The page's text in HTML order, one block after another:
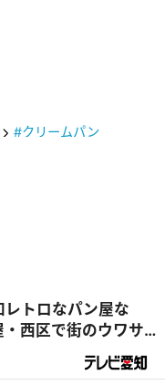
#クリームパン
トロなパン屋な
西区で街のウワサ
デラメチャ気にな